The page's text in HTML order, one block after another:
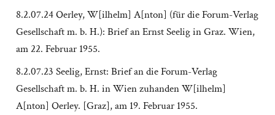
8.2.07.24 Oerley, W[ilhelm] A[nton] (für die Forum-Verlag
Gesellschaft m. b. H.): Brief an Ernst Seelig in Graz. Wien,
am 22. Februar 1955.
8.2.07.23 Seelig, Ernst: Brief an die Forum-Verlag
Gesellschaft m. b. H. in Wien zuhanden W[ilhelm]
A[nton] Oerley. [Graz], am 19. Februar 1955.